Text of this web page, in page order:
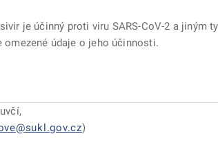
je účinný proti viru SARS-CoV-2 a jiným
omezené údaje o jeho účinnosti.
)